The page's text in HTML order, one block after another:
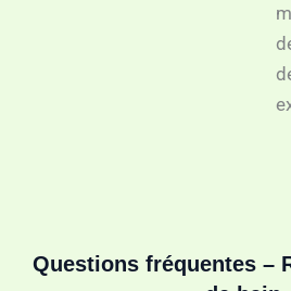
Questions fréquentes –